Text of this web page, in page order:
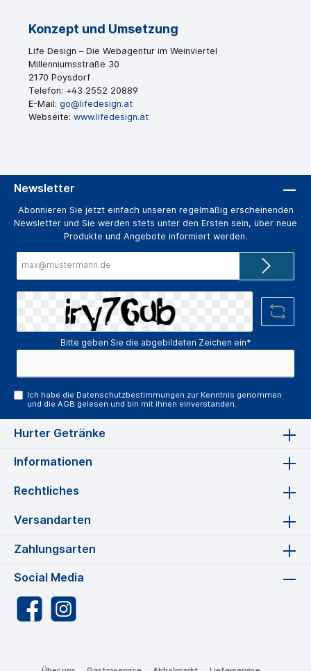
Konzept und Umsetzung
Life Design – Die Webagentur im Weinviertel
Millenniumsstraße 30
2170 Poysdorf
Telefon: +43 2552 20889
E-Mail: go@lifedesign.at
Webseite: www.lifedesign.at
Newsletter
Abonnieren Sie jetzt einfach unseren regelmäßig erscheinenden
Newsletter und Sie werden stets unter den Ersten sein, über neue
Produkte und Angebote informiert werden.
Adresse*
Bitte geben Sie die abgebildeten Zeichen ein*
Ich habe die Datenschutzbestimmungen zur Kenntnis genommen
und dieAGB gelesen und bin mit ihnen einverstanden.
Social Media
Hurter Getränke
Informationen
Rechtliches
Versandarten
Zahlungsarten